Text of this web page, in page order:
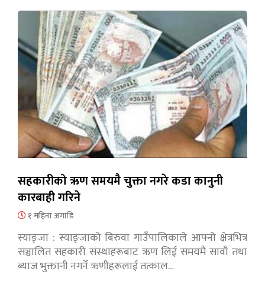
सहकारीको ऋण समयमै चुक्ता नगरे कडा कानुनी
कारबाही गरिने
१ महिना अगाडि
स्याङ्जा : स्याङ्जाको बिरुवा गाउँपालिकाले आफ्नो क्षेत्रभित्र
सञ्चालित सहकारी संस्थाहरूबाट ऋण लिई समयमै सावाँ तथा
ब्याज भुक्तानी नगर्ने ऋणीहरूलाई तत्काल…